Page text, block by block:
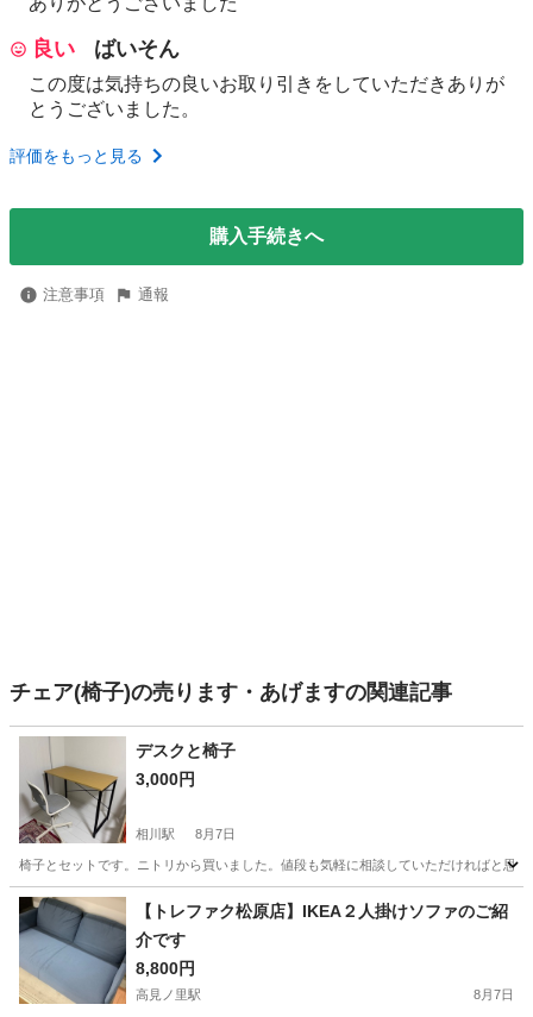
良い ばいそん
この度は気持ちの良いお取り引きをしていただきありが
とうございました。
評価をもっと見る
購入手続きへ
注意事項 通報
チェア(椅子)の売ります・あげますの関連記事
デスクと椅子
3,000円
相川駅 8月7日
椅子とセットです。ニトリから買いました。値段も気軽に相談していただければと思
大阪 吹田市 相川駅 テーブル
【トレファク松原店】IKEA２人掛けソファのご紹
介です
8,800円
高見ノ里駅 8月7日